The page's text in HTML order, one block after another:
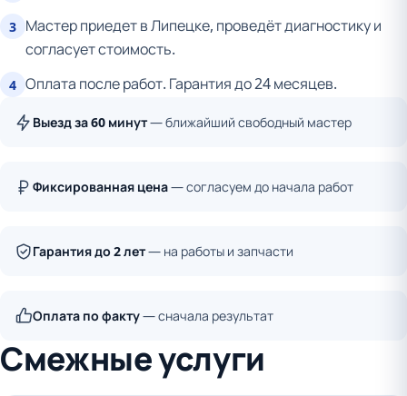
3 Мастер приедет в Липецке, проведёт диагностику и
согласует стоимость.
4 Оплата после работ. Гарантия до 24 месяцев.
Выезд за 60 минут— ближайший свободный мастер
Фиксированная цена— согласуем до начала работ
Гарантия до 2 лет— на работы и запчасти
Оплата по факту— сначала результат
Смежные услуги